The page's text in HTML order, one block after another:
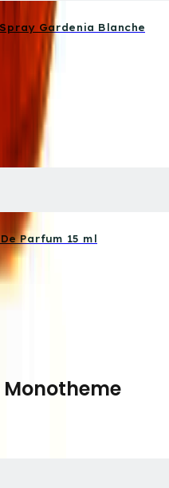
Gardenia Blanche
Parfum 15 ml